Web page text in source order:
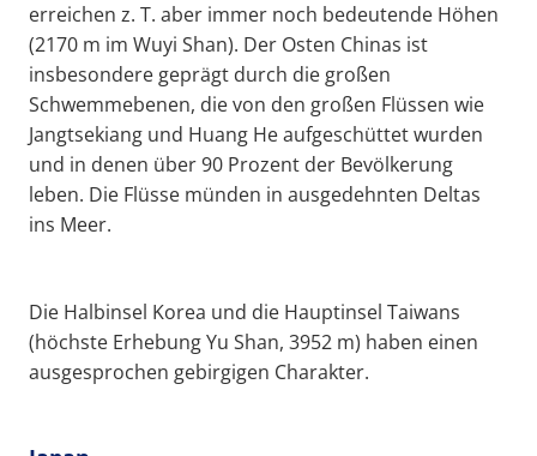
erreichen z. T. aber immer noch bedeutende Höhen
(2170 m im Wuyi Shan). Der Osten Chinas ist
insbesondere geprägt durch die großen
Schwemmebenen, die von den großen Flüssen wie
Jangtsekiang und Huang He aufgeschüttet wurden
und in denen über 90 Prozent der Bevölkerung
leben. Die Flüsse münden in ausgedehnten Deltas
ins Meer.
Die Halbinsel Korea und die Hauptinsel Taiwans
(höchste Erhebung Yu Shan, 3952 m) haben einen
ausgesprochen gebirgigen Charakter.